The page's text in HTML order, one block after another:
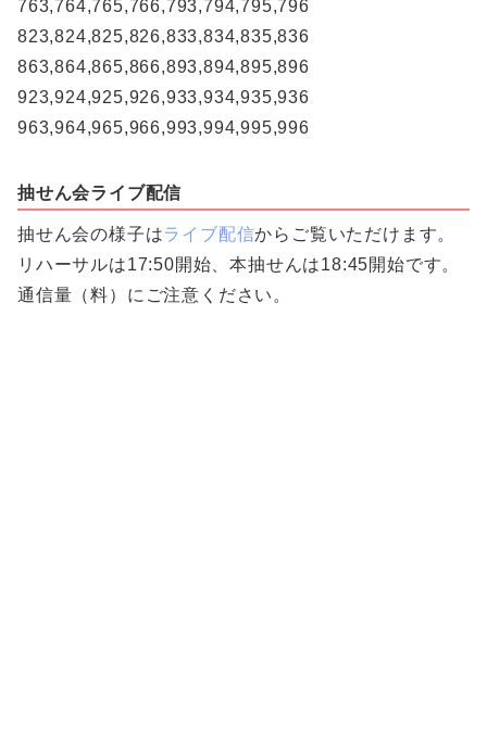
763,764,765,766,793,794,795,796
823,824,825,826,833,834,835,836
863,864,865,866,893,894,895,896
923,924,925,926,933,934,935,936
963,964,965,966,993,994,995,996
抽せん会ライブ配信
抽せん会の様子はライブ配信からご覧いただけます。
リハーサルは17:50開始、本抽せんは18:45開始です。
通信量（料）にご注意ください。